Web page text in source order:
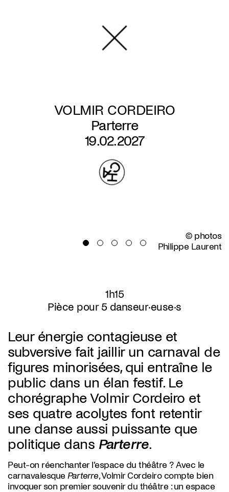
VOLMIR CORDEIRO
Parterre
19.02.2027
© photos
Philippe Laurent
1h15
Pièce pour 5 danseur·euse·s
Leur énergie contagieuse et
subversive fait jaillir un carnaval de
figures minorisées, qui entraîne le
public dans un élan festif. Le
chorégraphe Volmir Cordeiro et
ses quatre acolytes font retentir
une danse aussi puissante que
politique dans Parterre.
Peut-on réenchanter l’espace du théâtre ? Avec le
carnavalesque Parterre, Volmir Cordeiro compte bien
invoquer son premier souvenir du théâtre : un espace